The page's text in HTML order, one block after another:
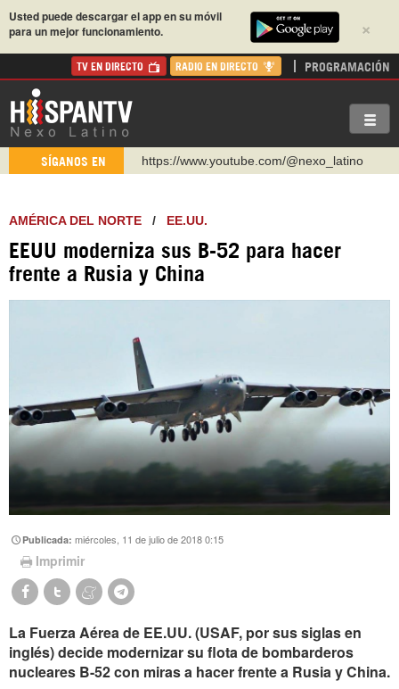
×
Usted puede descargar el app en su móvil
para un mejor funcionamiento.
TV EN DIRECTO RADIO EN DIRECTO PROGRAMACIÓN
SÍGANOS EN
https://www.youtube.com/@nexo_latino
https://t.me/hispantvcanal
https://urmedium.com/c/hispantv
WhatsApp y Viber: +98 921 79 29 404
AMÉRICA DEL NORTE / EE.UU.
EEUU moderniza sus B-52 para hacer
frente a Rusia y China
Publicada:miércoles, 11 de julio de 2018 0:15
Imprimir
La Fuerza Aérea de EE.UU. (USAF, por sus siglas en
inglés) decide modernizar su flota de bombarderos
nucleares B-52 con miras a hacer frente a Rusia y China.